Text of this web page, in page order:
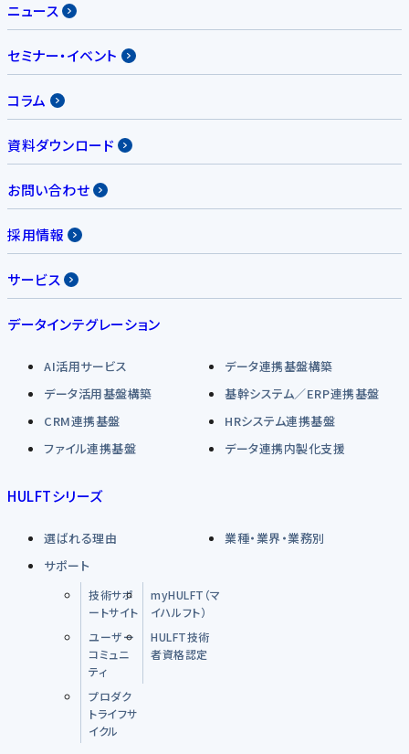
ニュース
セミナー・イベント
コラム
資料ダウンロード
お問い合わせ
採用情報
サービス
データインテグレーション
AI活用サービス
データ連携基盤構築
データ活用基盤構築
基幹システム／ERP連携基盤
CRM連携基盤
HRシステム連携基盤
ファイル連携基盤
データ連携内製化支援
HULFTシリーズ
選ばれる理由
業種・業界・業務別
サポート
技術サポ
ートサイト
myHULFT（マ
イハルフト）
ユーザー
コミュニ
ティ
HULFT技術
者資格認定
プロダク
トライフサ
イクル